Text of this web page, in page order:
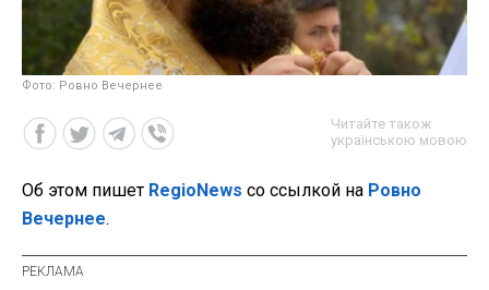
Фото: Ровно Вечернее
Читайте також
українською мовою
Об этом пишет RegioNews со ссылкой на Ровно
Вечернее.